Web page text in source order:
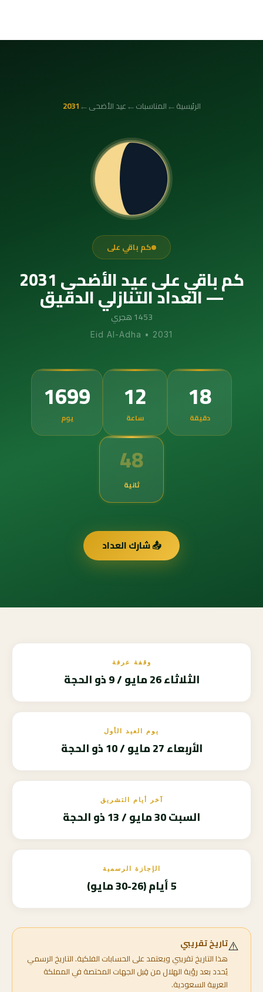
الرئيسية←المناسبات←عيد الأضحى←
2031
كم باقي على
كم باقي على عيد الأضحى 2031
— العداد التنازلي الدقيق
1453 هجري
Eid Al-Adha • 2031
1699
يوم
12
ساعة
18
دقيقة
47
ثانية
📤 شارك العداد
وقفة عرفة
الثلاثاء 26 مايو / 9 ذو الحجة
يوم العيد الأول
الأربعاء 27 مايو / 10 ذو الحجة
آخر أيام التشريق
السبت 30 مايو / 13 ذو الحجة
الإجازة الرسمية
5 أيام (26-30 مايو)
⚠️تاريخ تقريبي
هذا التاريخ تقريبي ويعتمد على الحسابات الفلكية. التاريخ الرسمي
يُحدد بعد رؤية الهلال من قِبل الجهات المختصة في المملكة
العربية السعودية.